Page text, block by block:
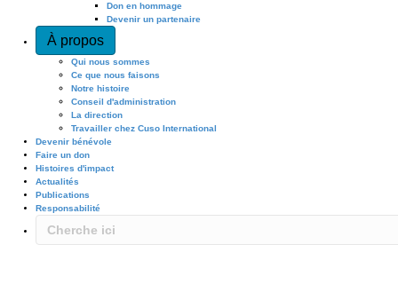
Don en hommage
Devenir un partenaire
À propos
Qui nous sommes
Ce que nous faisons
Notre histoire
Conseil d'administration
La direction
Travailler chez Cuso International
Devenir bénévole
Faire un don
Histoires d'impact
Actualités
Publications
Responsabilité